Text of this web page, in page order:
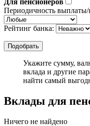
Периодичность выплаты/
Рейтинг банка:
Укажите сумму,
вклада и другие
найти самый
Вклады для
Ничего не найдено